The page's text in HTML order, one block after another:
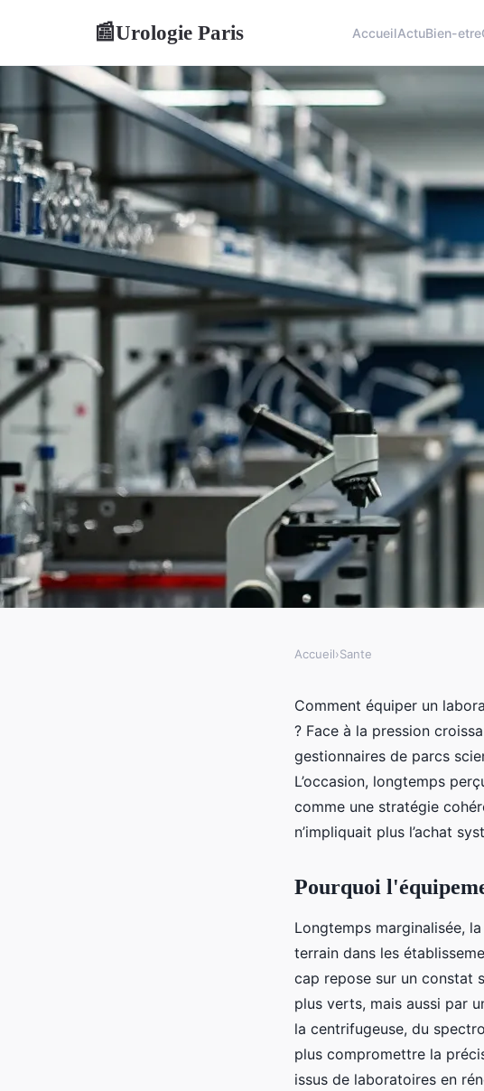
📰Urologie Paris AccueilActuBien-etre
Découvrez Laboccaz :
acheter durable en labos
Accueil›Sante
Comment équiper un
? Face à la pression
gestionnaires de parcs
L’occasion, longtemps
comme une stratégie
n’impliquait plus l’achat
Pourquoi
Longtemps marginalisée,
terrain dans les
cap repose sur un constat
plus verts, mais aussi par
la centrifugeuse, du
plus compromettre la
issus de laboratoires en